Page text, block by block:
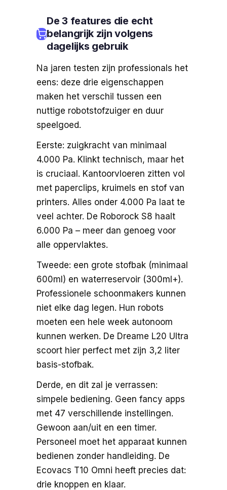
De 3 features die echt
belangrijk zijn volgens
dagelijks gebruik
Na jaren testen zijn professionals het
eens: deze drie eigenschappen
maken het verschil tussen een
nuttige robotstofzuiger en duur
speelgoed.
Eerste: zuigkracht van minimaal
4.000 Pa. Klinkt technisch, maar het
is cruciaal. Kantoorvloeren zitten vol
met paperclips, kruimels en stof van
printers. Alles onder 4.000 Pa laat te
veel achter. De Roborock S8 haalt
6.000 Pa – meer dan genoeg voor
alle oppervlaktes.
Tweede: een grote stofbak (minimaal
600ml) en waterreservoir (300ml+).
Professionele schoonmakers kunnen
niet elke dag legen. Hun robots
moeten een hele week autonoom
kunnen werken. De Dreame L20 Ultra
scoort hier perfect met zijn 3,2 liter
basis-stofbak.
Derde, en dit zal je verrassen:
simpele bediening. Geen fancy apps
met 47 verschillende instellingen.
Gewoon aan/uit en een timer.
Personeel moet het apparaat kunnen
bedienen zonder handleiding. De
Ecovacs T10 Omni heeft precies dat:
drie knoppen en klaar.